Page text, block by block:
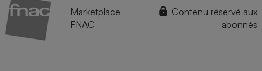
Marketplace
FNAC
Contenu réservé aux
abonnés